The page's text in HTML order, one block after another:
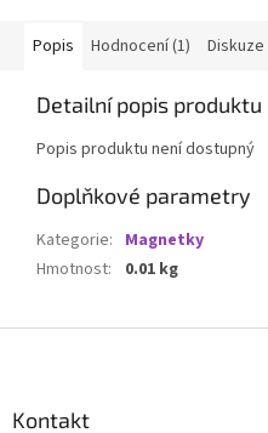
Popis Hodnocení (1) Diskuze
Detailní popis produktu
Popis produktu není dostupný
Doplňkové parametry
Kategorie: Magnetky
Hmotnost: 0.01 kg
Kontakt